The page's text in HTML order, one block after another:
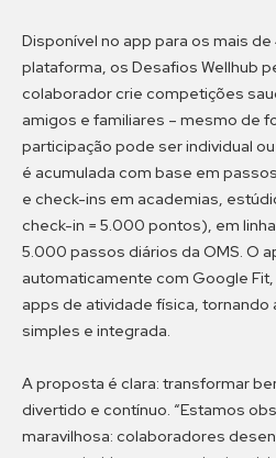
Disponível no app para os mais
plataforma, os Desafios Wellhub
colaborador crie competições
amigos e familiares – mesmo de
participação pode ser individual
é acumulada com base em
e check-ins em academias,
check-in = 5.000 pontos), em
5.000 passos diários da OMS. O
automaticamente com Google
apps de atividade física, tornando
simples e integrada.
A proposta é clara: transformar
divertido e contínuo. “Estamos
maravilhosa: colaboradores